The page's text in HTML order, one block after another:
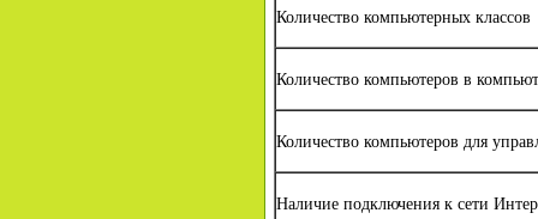
Количество компьютерных классов
Количество компьютеров в
Количество компьютеров для
Наличие подключения к сети